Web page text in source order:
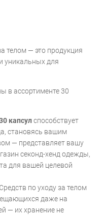
телом — это продукция
уникальных для
в ассортименте 30
капсулспособствует
становясь вашим
— представляет вашу
секонд-хенд одежды,
для вашей целевой
по уходу за телом
даже на
— их хранение не